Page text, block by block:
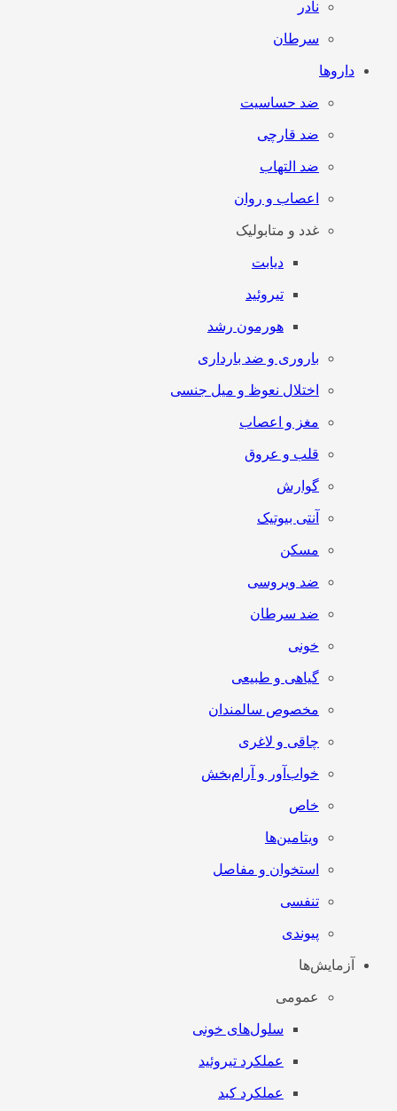
نادر
سرطان
داروها
ضد حساسیت
ضد قارچی
ضد التهاب
اعصاب و روان
غدد و متابولیک
دیابت
تیروئید
هورمون رشد
باروری و ضد بارداری
اختلال نعوظ و میل جنسی
مغز و اعصاب
قلب و عروق
گوارش
آنتی‌ بیوتیک
مسکن
ضد ویروسی
ضد سرطان
خونی
گیاهی و طبیعی
مخصوص سالمندان
چاقی و لاغری
خواب‌آور و آرام‌بخش
خاص
ویتامین‌ها
استخوان و مفاصل
تنفسی
پیوندی
آزمایش‌ها
عمومی
سلول‌های خونی
عملکرد تیروئید
عملکرد کبد